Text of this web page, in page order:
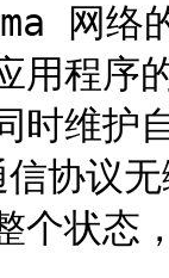
网络的
用程序
时维护
协议
个状态